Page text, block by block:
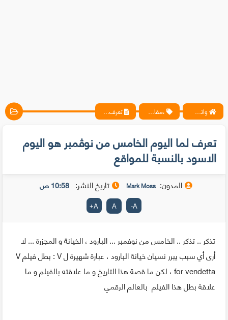
واتس آب ، فيسبوك ، أنترنت ، شروحات تقنية حصرية - المحترف ،مقالات تعرف لما اليوم الخامس من نوڤمبر هو اليوم الاسود بالنسبة للمواقع
تعرف لما اليوم الخامس من نوڤمبر هو اليوم
الاسود بالنسبة للمواقع
المدون: Mark Moss تاريخ النشر: 10:58 ص
A
-
A
A
+
تذكر .. تذكر .. الخامس من نوفمبر ... البارود ، الخيانة و المجزرة ... لا
أرى أي سبب يبرر نسيان خيانة البارود ، عبارة شهيرة ل V : بطل فيلم V
for vendetta ، لكن ما قصة هذا التاريخ و ما علاقته بالفيلم و ما
علاقة بطل هذا الفيلم بالعالم الرقمي